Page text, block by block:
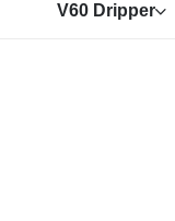
V60 Dripper